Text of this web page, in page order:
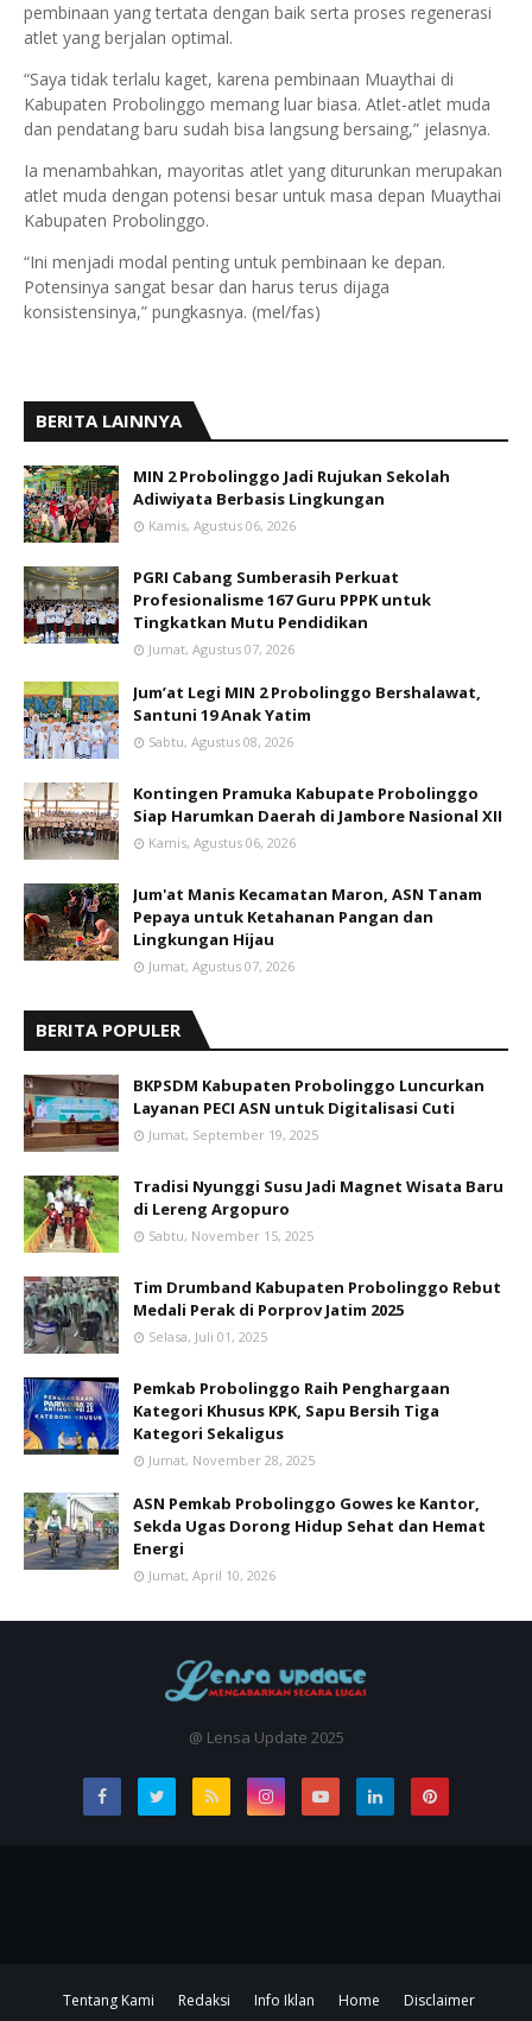
pembinaan yang tertata dengan baik serta proses regenerasi
atlet yang berjalan optimal.
“Saya tidak terlalu kaget, karena pembinaan Muaythai di
Kabupaten Probolinggo memang luar biasa. Atlet-atlet muda
dan pendatang baru sudah bisa langsung bersaing,” jelasnya.
Ia menambahkan, mayoritas atlet yang diturunkan merupakan
atlet muda dengan potensi besar untuk masa depan Muaythai
Kabupaten Probolinggo.
“Ini menjadi modal penting untuk pembinaan ke depan.
Potensinya sangat besar dan harus terus dijaga
konsistensinya,” pungkasnya. (mel/fas)
BERITA LAINNYA
MIN 2 Probolinggo Jadi Rujukan Sekolah
Adiwiyata Berbasis Lingkungan
Kamis, Agustus 06, 2026
PGRI Cabang Sumberasih Perkuat
Profesionalisme 167 Guru PPPK untuk
Tingkatkan Mutu Pendidikan
Jumat, Agustus 07, 2026
Jum’at Legi MIN 2 Probolinggo Bershalawat,
Santuni 19 Anak Yatim
Sabtu, Agustus 08, 2026
Kontingen Pramuka Kabupate Probolinggo
Siap Harumkan Daerah di Jambore Nasional XII
Kamis, Agustus 06, 2026
Jum'at Manis Kecamatan Maron, ASN Tanam
Pepaya untuk Ketahanan Pangan dan
Lingkungan Hijau
Jumat, Agustus 07, 2026
BERITA POPULER
BKPSDM Kabupaten Probolinggo Luncurkan
Layanan PECI ASN untuk Digitalisasi Cuti
Jumat, September 19, 2025
Tradisi Nyunggi Susu Jadi Magnet Wisata Baru
di Lereng Argopuro
Sabtu, November 15, 2025
Tim Drumband Kabupaten Probolinggo Rebut
Medali Perak di Porprov Jatim 2025
Selasa, Juli 01, 2025
Pemkab Probolinggo Raih Penghargaan
Kategori Khusus KPK, Sapu Bersih Tiga
Kategori Sekaligus
Jumat, November 28, 2025
ASN Pemkab Probolinggo Gowes ke Kantor,
Sekda Ugas Dorong Hidup Sehat dan Hemat
Energi
Jumat, April 10, 2026
@ Lensa Update 2025
Tentang Kami Redaksi Info Iklan Home Disclaimer